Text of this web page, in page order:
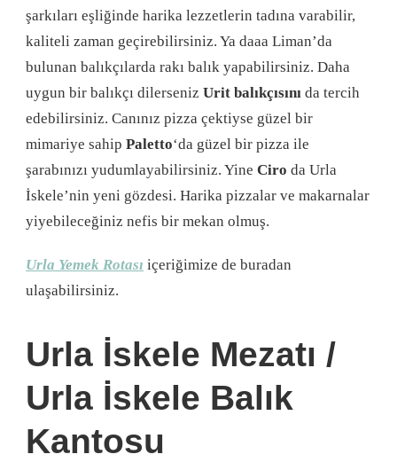
şarkıları eşliğinde harika lezzetlerin tadına varabilir,
kaliteli zaman geçirebilirsiniz. Ya daaa Liman’da
bulunan balıkçılarda rakı balık yapabilirsiniz. Daha
uygun bir balıkçı dilerseniz Urit balıkçısını da tercih
edebilirsiniz. Canınız pizza çektiyse güzel bir
mimariye sahip Paletto‘da güzel bir pizza ile
şarabınızı yudumlayabilirsiniz. Yine Ciro da Urla
İskele’nin yeni gözdesi. Harika pizzalar ve makarnalar
yiyebileceğiniz nefis bir mekan olmuş.
Urla Yemek Rotası içeriğimize de buradan
ulaşabilirsiniz.
Urla İskele Mezatı /
Urla İskele Balık
Kantosu